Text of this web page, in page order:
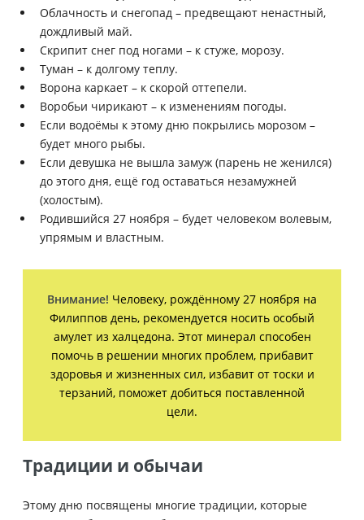
Облачность и снегопад – предвещают ненастный,
дождливый май.
Скрипит снег под ногами – к стуже, морозу.
Туман – к долгому теплу.
Ворона каркает – к скорой оттепели.
Воробьи чирикают – к изменениям погоды.
Если водоёмы к этому дню покрылись морозом –
будет много рыбы.
Если девушка не вышла замуж (парень не женился)
до этого дня, ещё год оставаться незамужней
(холостым).
Родившийся 27 ноября – будет человеком волевым,
упрямым и властным.
Внимание! Человеку, рождённому 27 ноября на
Филиппов день, рекомендуется носить особый
амулет из халцедона. Этот минерал способен
помочь в решении многих проблем, прибавит
здоровья и жизненных сил, избавит от тоски и
терзаний, поможет добиться поставленной
цели.
Традиции и обычаи
Этому дню посвящены многие традиции, которые